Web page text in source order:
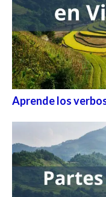
Aprende los